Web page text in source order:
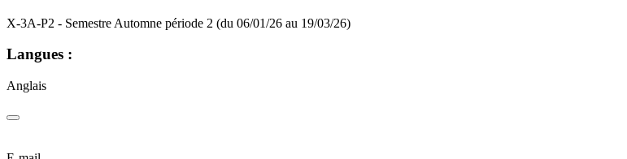
X-3A-P2 - Semestre Automne période 2 (du 06/01/26 au 19/03/26)
Langues :
Anglais